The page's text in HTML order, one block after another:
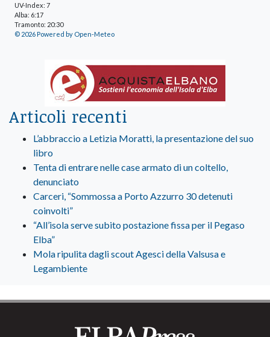
UV-Index: 7
Alba: 6:17
Tramonto: 20:30
© 2026 Powered by Open-Meteo
Articoli recenti
L’abbraccio a Letizia Moratti, la presentazione del suo
libro
Tenta di entrare nelle case armato di un coltello,
denunciato
Carceri, “Sommossa a Porto Azzurro 30 detenuti
coinvolti”
“All’isola serve subito postazione fissa per il Pegaso
Elba”
Mola ripulita dagli scout Agesci della Valsusa e
Legambiente